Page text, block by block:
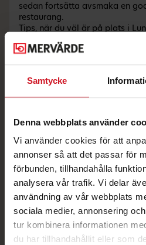
Samtycke
Denna webbplats använder
Vi använder cookies för att
annonser så att det passar för
förbunden, tillhandahålla
analysera vår trafik. Vi delar
användning av vår webbplats
sociala medier, annonsering
tur kombinera informationen
du har tillhandahållit eller som
sedan fortsätta avsmaka en
restaurang.
Tips, när du väl är på plats i
på att besöka närliggande
platåberget mellan Vänern &
kulturella och
För dig som vill stanna kvar i
besök så finns ett rikt utbud av
Golfbana, Disc golfbana samt
nämna några närliggande
Oavsett så utlovar vi en mysig
nyrenoverade hotellrum med
fantastiskt slående naturen i vår
Vi har något för alla –
& Spa!
www.lundsbrunn.se